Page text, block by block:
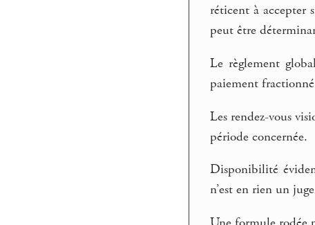
réticent à accepter
peut être
Le règlement
paiement
Les rendez-vous
période concernée.
Disponibilité
n’est en rien un